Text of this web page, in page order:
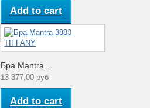
Add to cart
Бра Mantra...
13 377,00 руб
Add to cart